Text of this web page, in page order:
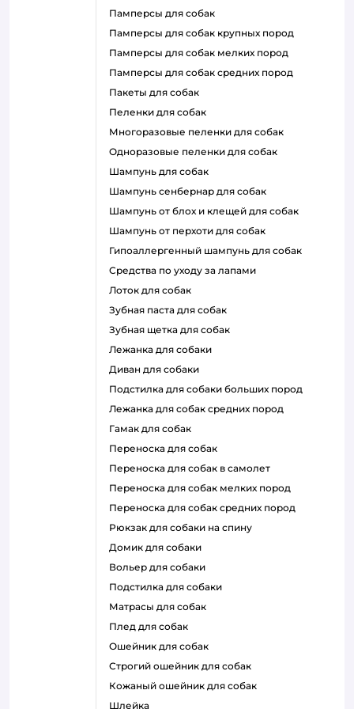
памперсы для собак
памперсы для собак крупных пород
памперсы для собак мелких пород
памперсы для собак средних пород
пакеты для собак
пеленки для собак
многоразовые пеленки для собак
одноразовые пеленки для собак
шампунь для собак
шампунь сенбернар для собак
шампунь от блох и клещей для собак
шампунь от перхоти для собак
гипоаллергенный шампунь для собак
средства по уходу за лапами
лоток для собак
зубная паста для собак
зубная щетка для собак
лежанка для собаки
диван для собаки
подстилка для собаки больших пород
лежанка для собак средних пород
гамак для собак
переноска для собак
переноска для собак в самолет
переноска для собак мелких пород
переноска для собак средних пород
рюкзак для собаки на спину
домик для собаки
вольер для собаки
подстилка для собаки
матрасы для собак
плед для собак
ошейник для собак
строгий ошейник для собак
кожаный ошейник для собак
шлейка